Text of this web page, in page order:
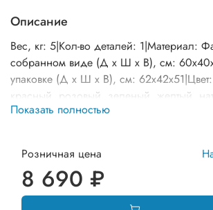
Описание
Вес, кг: 5|Кол-во деталей: 1|Материал:
собранном виде (Д х Ш х В), см:
упаковке (Д х Ш х В), см:
красный, розовый, зеленый, желтый,
оранжевый|Тип отгрузки: В
представленного на фото по
элементов
Показать полностью
Розничная цена
8 690 ₽